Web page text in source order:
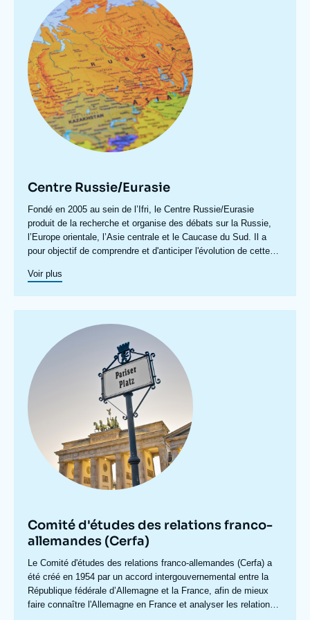
lancé en 2020 le Centre géopolitique des technologies,
proposant une approche résolument européenne des enjeux
internationaux liés aux technologies dites critiques.
principale
Centre Russie/Eurasie
Accroche
centre
Fondé en 2005 au sein de l’Ifri, le Centre Russie/Eurasie
produit de la recherche et organise des débats sur la Russie,
l’Europe orientale, l’Asie centrale et le Caucase du Sud. Il a
pour objectif de comprendre et d'anticiper l'évolution de cette
débat public en France et en Europe, et pour aider à la décision
Voir plus
principale
Comité d'études des relations franco-
allemandes (Cerfa)
Accroche
centre
Le Comité d'études des relations franco-allemandes (Cerfa) a
été créé en 1954 par un accord intergouvernemental entre la
République fédérale d’Allemagne et la France, afin de mieux
faire connaître l'Allemagne en France et analyser les relations